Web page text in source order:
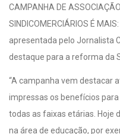
CAMPANHA DE
SINDICOMERCIÁRIOS É
apresentada pelo Jornalista
destaque para a reforma da
“A campanha vem destacar
impressas os benefícios
todas as faixas etárias. Hoje
na área de educação, por